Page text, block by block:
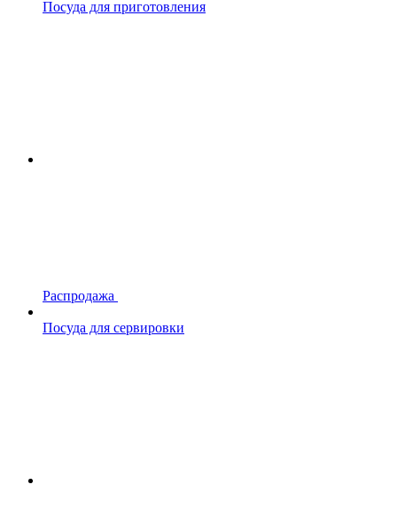
Посуда для приготовления
Распродажа
Посуда для сервировки